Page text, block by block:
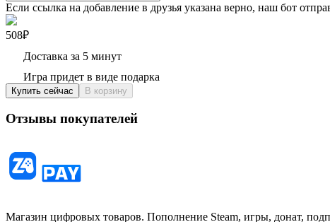
Если ссылка на добавление в друзья указана верно, наш бот
508₽
Доставка за 5 минут
Игра придет в виде подарка
Купить сейчас В корзину
Отзывы покупателей
Магазин цифровых товаров. Пополнение Steam, игры, донат,